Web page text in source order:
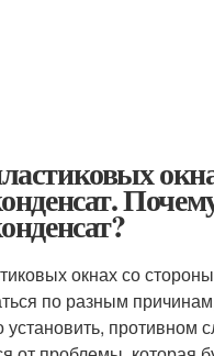
окнах со
по разным
установить, противном